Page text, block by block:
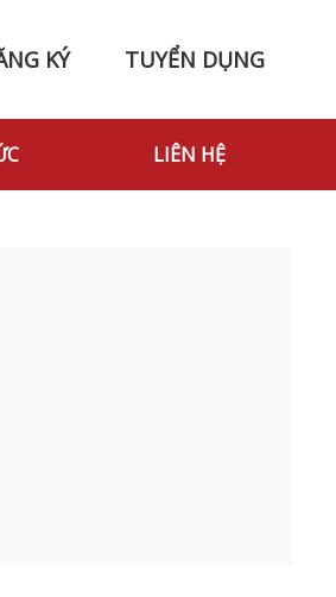
KÝ TUYỂN DỤNG
LIÊN HỆ